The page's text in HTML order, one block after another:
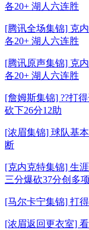
各20+ 湖人六连胜
[腾讯全场集锦] 克
各20+ 湖人六连胜
[腾讯原声集锦] 克
各20+ 湖人六连胜
[詹姆斯集锦] ??打
砍下26分12助
[浓眉集锦] 球队基
断
[克内克特集锦] 生
三分爆砍37分创多
[马尔卡宁集锦] 打
[浓眉返回更衣室]